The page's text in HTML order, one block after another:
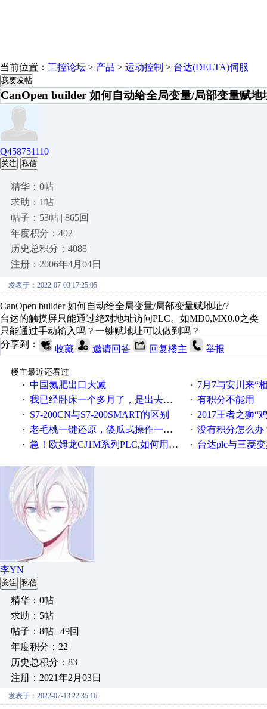
当前位置： 工控论坛 > 产品 > 运动控制 > 台达(DELTA)伺服
我要发帖
CanOpen builder 如何自动给全局变量/局部变量赋地
Q458751110
关注 私信
精华：0帖
求助：1帖
帖子：53帖 | 865回
年度积分：402
历史总积分：4088
注册：2006年4月04日
发表于：2022-07-03 17:25:05
CanOpen builder 如何自动给全局变量/局部变量赋地址/?
台达的触摸屏只能通过绝对地址访问PLC。如MD0,MX0.0之类
只能通过手动输入吗？一键赋地址可以做到吗？
分享到：
收藏 邀请回答 回复楼主 举报
楼主最近还看过
· 中国氮肥出口大减 · 7月7与安川来“
· 我已经卧床一个多月了，是出去安装机械手在高速遭遇车祸所致:大家工作都要特别注意啊 · 有积分不能用
· S7-200CN与S7-200SMART的区别 · 2017王者之狮“鸡”情签到
· 老毛桃一键还原，傻瓜式操作一键轻松备份还原；程序为向导式安装，一键即可实现自动备份或还原系统。 · 没有积分怎么办
· 急！欧姆龙CJ1M系列PLC,如何用时间控制变频器。要求时间在组态王中可以自由输入！拜托各位大神了！ · 台达plc与三菱
李YN
关注 私信
精华：0帖
求助：5帖
帖子：8帖 | 49回
年度积分：22
历史总积分：83
注册：2021年2月03日
发表于：2022-07-13 22:35:16